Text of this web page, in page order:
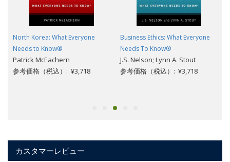
North Korea: What Everyone
Needs to Know®
Patrick McEachern
参考価格（税込）: ¥3,718
Business Ethics: What Everyone
Needs To Know®
J.S. Nelson; Lynn A. Stout
参考価格（税込）: ¥3,718
カスタマーレビュー